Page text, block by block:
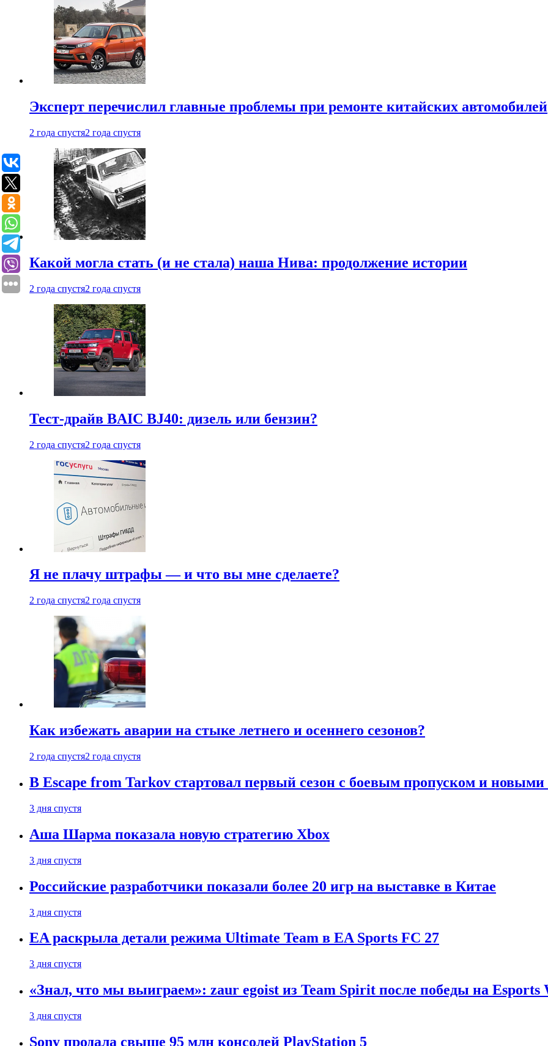
Эксперт перечислил главные проблемы при ремонте китайских автомобилей
2 года спустя2 года спустя
Какой могла стать (и не стала) наша Нива: продолжение истории
2 года спустя2 года спустя
Тест-драйв BAIC BJ40: дизель или бензин?
2 года спустя2 года спустя
Я не плачу штрафы — и что вы мне сделаете?
2 года спустя2 года спустя
Как избежать аварии на стыке летнего и осеннего сезонов?
2 года спустя2 года спустя
В Escape from Tarkov стартовал первый сезон с боевым пропуском и
3 дня спустя
Аша Шарма показала новую стратегию Xbox
3 дня спустя
Российские разработчики показали более 20 игр на выставке в Китае
3 дня спустя
EA раскрыла детали режима Ultimate Team в EA Sports FC 27
3 дня спустя
«Знал, что мы выиграем»: zaur egoist из Team Spirit после победы на Esports
3 дня спустя
Sony продала свыше 95 млн консолей PlayStation 5